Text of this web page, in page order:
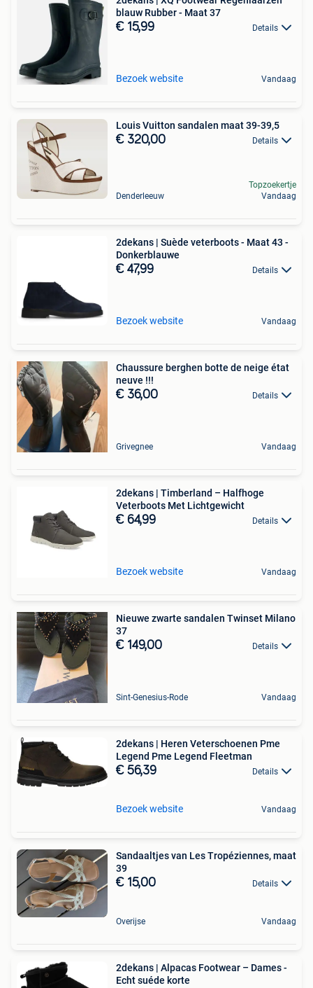
blauw Rubber - Maat 37
€ 15,99 Details
Bezoek website Vandaag
Louis Vuitton sandalen maat 39-39,5
€ 320,00 Details
Denderleeuw
Topzoekertje
Vandaag
2dekans | Suède veterboots - Maat 43 -
Donkerblauwe
€ 47,99 Details
Bezoek website Vandaag
Chaussure berghen botte de neige état
neuve !!!
€ 36,00 Details
Grivegnee Vandaag
2dekans | Timberland – Halfhoge
Veterboots Met Lichtgewicht
€ 64,99 Details
Bezoek website Vandaag
Nieuwe zwarte sandalen Twinset Milano
37
€ 149,00 Details
Sint-Genesius-Rode Vandaag
2dekans | Heren Veterschoenen Pme
Legend Pme Legend Fleetman
€ 56,39 Details
Bezoek website Vandaag
Sandaaltjes van Les Tropéziennes, maat
39 ️
€ 15,00 Details
Overijse Vandaag
2dekans | Alpacas Footwear – Dames -
Echt suéde korte